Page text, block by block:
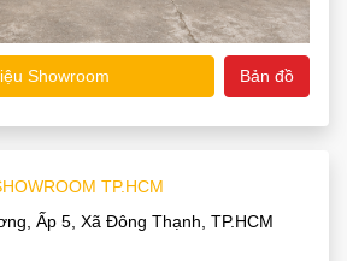
Showroom Bản đồ
TP.HCM
Ấp 5, Xã Đông Thạnh, TP.HCM